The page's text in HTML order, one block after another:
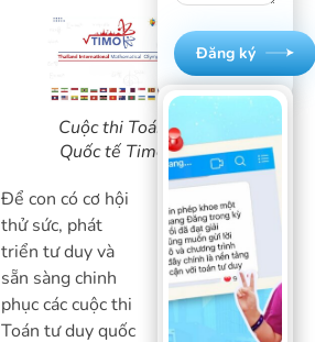
Cuộc thi Toán
Quốc tế Timo
Để con có cơ hội
thử sức, phát
triển tư duy và
sẵn sàng chinh
phục các cuộc thi
Toán tư duy quốc
Đăng ký